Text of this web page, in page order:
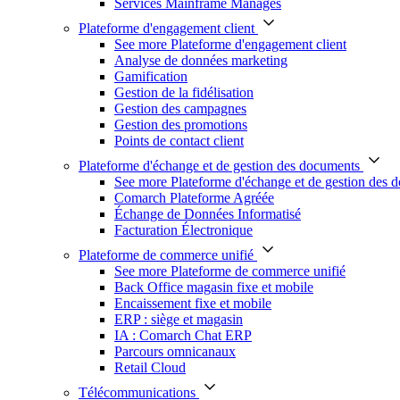
Services Mainframe Managés
Plateforme d'engagement client
See more Plateforme d'engagement client
Analyse de données marketing
Gamification
Gestion de la fidélisation
Gestion des campagnes
Gestion des promotions
Points de contact client
Plateforme d'échange et de gestion des documents
See more Plateforme d'échange et de gestion des
Comarch Plateforme Agréée
Échange de Données Informatisé
Facturation Électronique
Plateforme de commerce unifié
See more Plateforme de commerce unifié
Back Office magasin fixe et mobile
Encaissement fixe et mobile
ERP : siège et magasin
IA : Comarch Chat ERP
Parcours omnicanaux
Retail Cloud
Télécommunications